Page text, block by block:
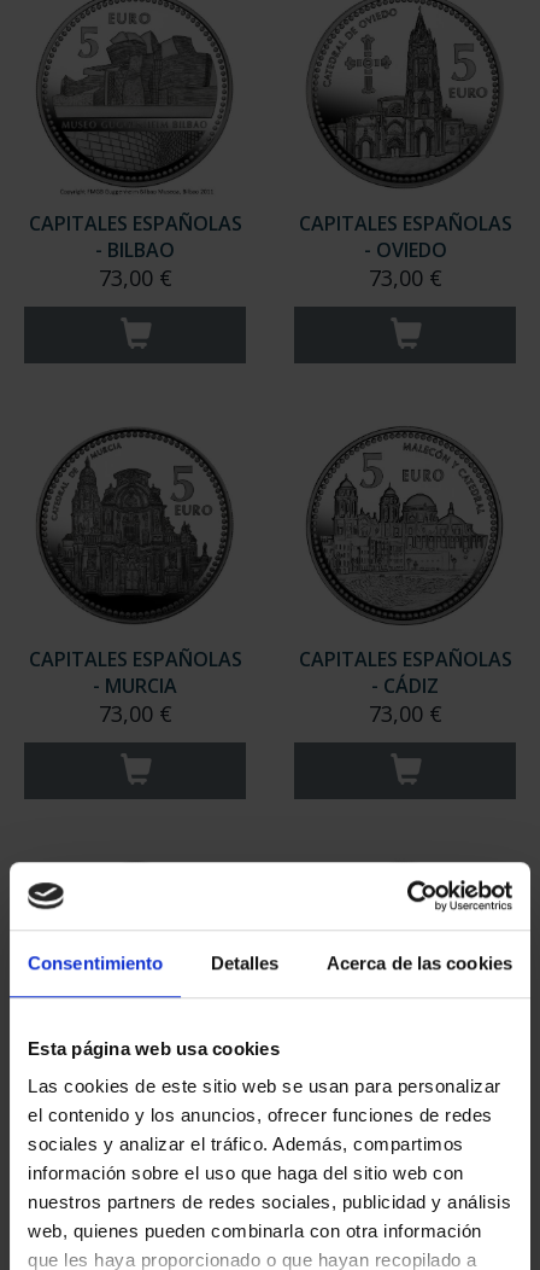
Consentimiento Detalles Acerca de las cookies
Esta página web usa cookies
Las cookies de este sitio web se usan para personalizar
el contenido y los anuncios, ofrecer funciones de redes
sociales y analizar el tráfico. Además, compartimos
información sobre el uso que haga del sitio web con
nuestros partners de redes sociales, publicidad y análisis
web, quienes pueden combinarla con otra información
que les haya proporcionado o que hayan recopilado a
CAPITALES ESPAÑOLAS
- BILBAO
73,00 €
CAPITALES ESPAÑOLAS
- OVIEDO
73,00 €
CAPITALES ESPAÑOLAS
- MURCIA
73,00 €
CAPITALES ESPAÑOLAS
- CÁDIZ
73,00 €
CAPITALES ESPAÑOLAS
- TERUEL
73,00 €
CAPITALES ESPAÑOLAS
- TENERIFE
73,00 €